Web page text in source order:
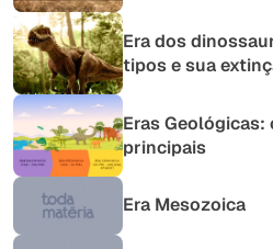
Era dos
tipos e sua
Eras Geológicas:
principais
Era Mesozoica